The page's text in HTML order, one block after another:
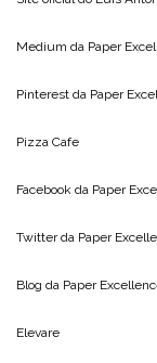
Medium da Paper
Pinterest da Paper
Pizza Cafe
Facebook da Paper
Twitter da Paper
Blog da Paper
Elevare